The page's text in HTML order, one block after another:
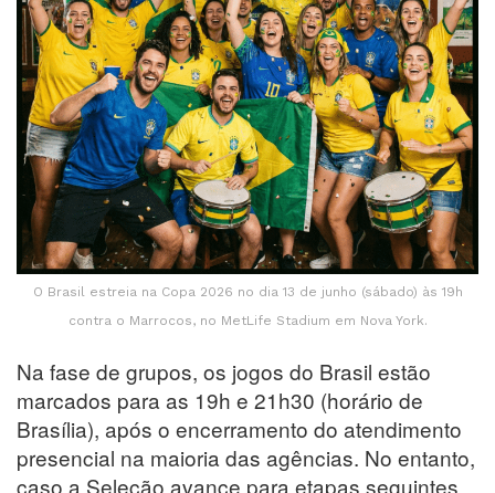
O Brasil estreia na Copa 2026 no dia 13 de junho (sábado) às 19h
contra o Marrocos, no MetLife Stadium em Nova York.
Na fase de grupos, os jogos do Brasil estão
marcados para as 19h e 21h30 (horário de
Brasília), após o encerramento do atendimento
presencial na maioria das agências. No entanto,
caso a Seleção avance para etapas seguintes